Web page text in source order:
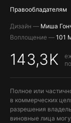
Правообладателям
Дизайн — Миша
Воплощение — 101
143,3K
Полное или
в коммерческих
разрешения
виновные лица